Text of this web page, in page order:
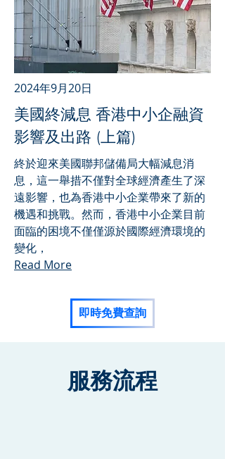
2024年9月20日
美國終減息 香港中小企融資
影響及出路 (上篇)
終於迎來美國聯邦儲備局大幅減息消
息，這一舉措不僅對全球經濟產生了深
遠影響，也為香港中小企業帶來了新的
機遇和挑戰。然而，香港中小企業目前
面臨的困境不僅僅源於國際經濟環境的
變化，
Read More
即時免費查詢
服務流程